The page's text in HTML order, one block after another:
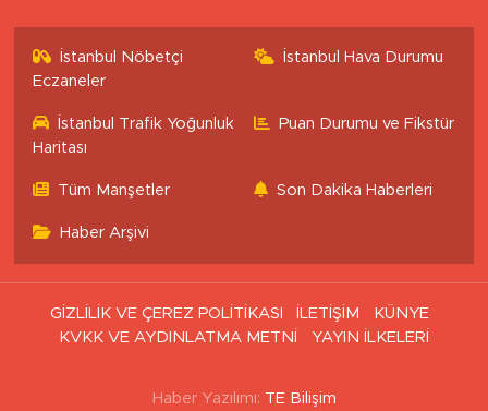
İstanbul Nöbetçi
Eczaneler
İstanbul Hava Durumu
İstanbul Trafik Yoğunluk
Haritası
Puan Durumu ve Fikstür
Tüm Manşetler Son Dakika Haberleri
Haber Arşivi
GİZLİLİK VE ÇEREZ POLİTİKASI İLETİŞİM
KÜNYE
KVKK VE AYDINLATMA METNİ
YAYIN İLKELERİ
Haber Yazılımı: TE Bilişim